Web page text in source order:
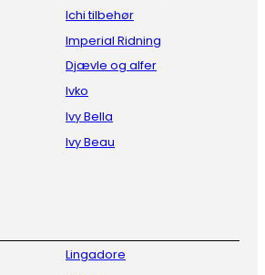
Ichi tilbehør
Imperial Ridning
Djævle og alfer
Ivko
Ivy Bella
Ivy Beau
Lingadore